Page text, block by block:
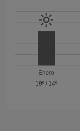
Enero
19º/ 14º